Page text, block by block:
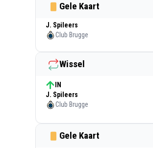
Gele Kaart
J. Spileers
Club Brugge
Wissel
IN
J. Spileers
Club Brugge
Gele Kaart